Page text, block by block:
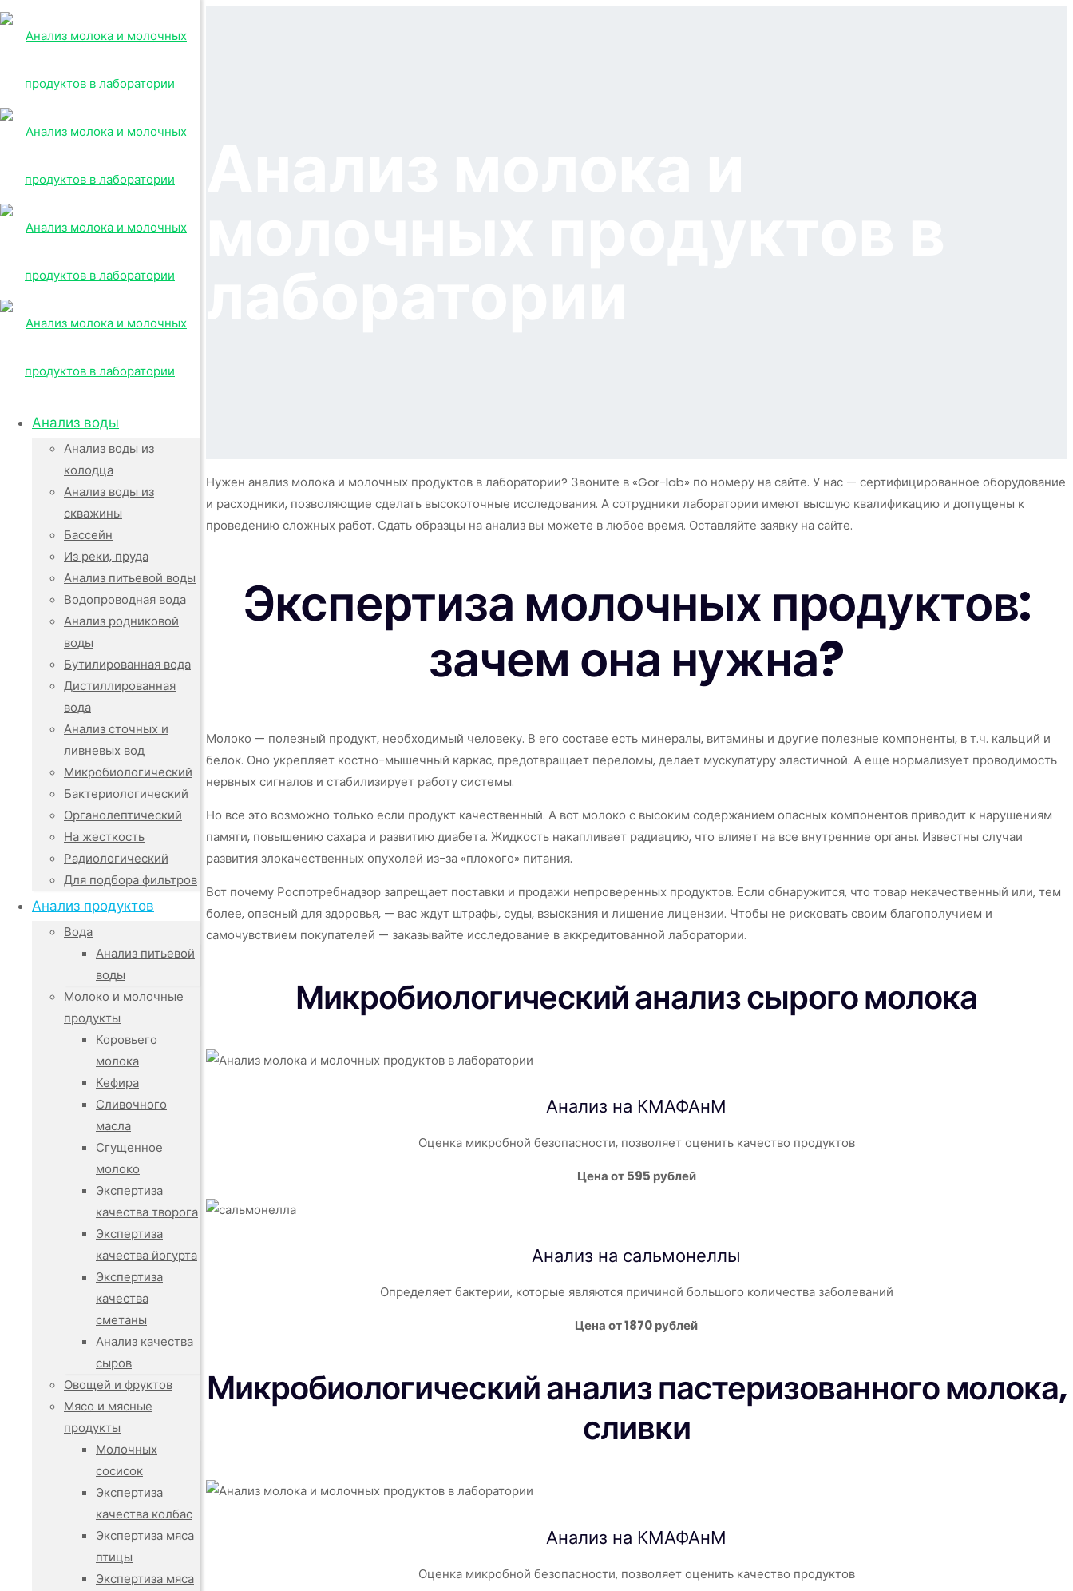
Анализ воды
Анализ воды из
колодца
Анализ воды из
скважины
Бассейн
Из реки, пруда
Анализ питьевой воды
Водопроводная вода
Анализ родниковой
воды
Бутилированная вода
Дистиллированная
вода
Анализ сточных и
ливневых вод
Микробиологический
Бактериологический
Органолептический
На жесткость
Радиологический
Для подбора фильтров
Анализ продуктов
Вода
Анализ питьевой
воды
Молоко и молочные
продукты
Коровьего
молока
Кефира
Сливочного
масла
Сгущенное
молоко
Экспертиза
качества творога
Экспертиза
качества йогурта
Экспертиза
качества
сметаны
Анализ качества
сыров
Овощей и фруктов
Мясо и мясные
продукты
Молочных
сосисок
Экспертиза
качества колбас
Экспертиза мяса
птицы
Экспертиза мяса
Нужен анализ молока и молочных продуктов в лаборатории? Звоните в «Gor-lab» по номеру на сайте. У нас — сертифицированное оборудование
и расходники, позволяющие сделать высокоточные исследования. А сотрудники лаборатории имеют высшую квалификацию и допущены к
проведению сложных работ. Сдать образцы на анализ вы можете в любое время. Оставляйте заявку на сайте.
Экспертиза молочных продуктов:
зачем она нужна?
Молоко — полезный продукт, необходимый человеку. В его составе есть минералы, витамины и другие полезные компоненты, в т.ч. кальций и
белок. Оно укрепляет костно-мышечный каркас, предотвращает переломы, делает мускулатуру эластичной. А еще нормализует проводимость
нервных сигналов и стабилизирует работу системы.
Но все это возможно только если продукт качественный. А вот молоко с высоким содержанием опасных компонентов приводит к нарушениям
памяти, повышению сахара и развитию диабета. Жидкость накапливает радиацию, что влияет на все внутренние органы. Известны случаи
развития злокачественных опухолей из-за «плохого» питания.
Вот почему Роспотребнадзор запрещает поставки и продажи непроверенных продуктов. Если обнаружится, что товар некачественный или, тем
более, опасный для здоровья, — вас ждут штрафы, суды, взыскания и лишение лицензии. Чтобы не рисковать своим благополучием и
самочувствием покупателей — заказывайте исследование в аккредитованной лаборатории.
Микробиологический анализ сырого молока
Анализ на КМАФАнМ
Оценка микробной безопасности, позволяет оценить качество продуктов
Цена от 595 рублей
Анализ на сальмонеллы
Определяет бактерии, которые являются причиной большого количества заболеваний
Цена от 1870 рублей
Микробиологический анализ пастеризованного молока,
сливки
Анализ на КМАФАнМ
Оценка микробной безопасности, позволяет оценить качество продуктов